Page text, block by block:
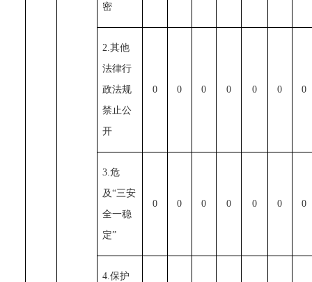
密
2.其他
法律行
政法规
禁止公
开
0 0 0 0 0 0 0
3.危
及“三安
全一稳
定”
0 0 0 0 0 0 0
4.保护